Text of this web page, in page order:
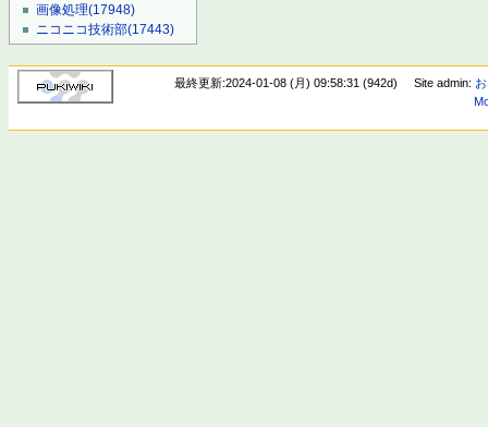
画像処理(17948)
ニコニコ技術部(17443)
最終更新:2024-01-08 (月) 09:58:31 (942d) Site admin: